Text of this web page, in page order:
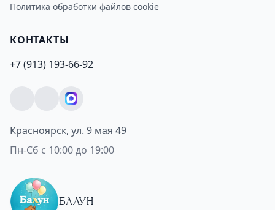
Политика обработки файлов cookie
КОНТАКТЫ
+7 (913) 193-66-92
Красноярск, ул. 9 мая 49
Пн-Сб с 10:00 до 19:00
БАЛУН